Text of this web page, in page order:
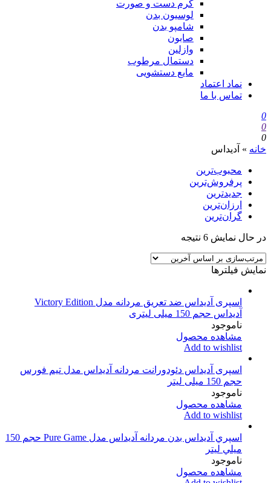
کرم دست و صورت
لوسیون بدن
شامپو بدن
صابون
وازلین
دستمال مرطوب
مایع دستشویی
نماد اعتماد
تماس با ما
0
0
0
خانه » آدیداس
محبوب‌ترین
پرفروش‌ترین
جدیدترین
ارزان‌ترین
گران‌ترین
در حال نمایش 6 نتیجه
نمایش فیلترها
اسپری آدیداس ضد تعریق مردانه مدل Victory Edition
آدیداس حجم 150 میلی لیتری
ناموجود
مشاهده محصول
Add to wishlist
اسپری آدیداس دئودورانت مردانه آدیداس مدل تیم فورس
حجم 150 میلی لیتر
ناموجود
مشاهده محصول
Add to wishlist
اسپري آدیداس بدن مردانه آديداس مدل Pure Game حجم 150
ميلي ليتر
ناموجود
مشاهده محصول